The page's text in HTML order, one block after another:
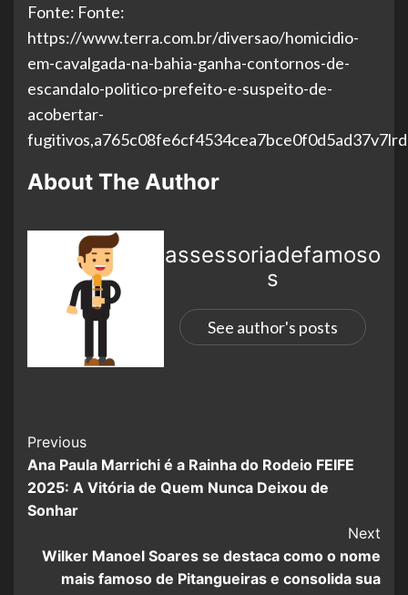
Fonte: Fonte:
https://www.terra.com.br/diversao/homicidio-
em-cavalgada-na-bahia-ganha-contornos-de-
escandalo-politico-prefeito-e-suspeito-de-
acobertar-
About The Author
assessoriadefamoso
s
See author's posts
Previous
Ana Paula Marrichi é a Rainha do Rodeio FEIFE
2025: A Vitória de Quem Nunca Deixou de
Sonhar
Next
Wilker Manoel Soares se destaca como o nome
mais famoso de Pitangueiras e consolida sua